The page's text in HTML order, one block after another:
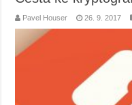
Pavel Houser 26. 9. 2017